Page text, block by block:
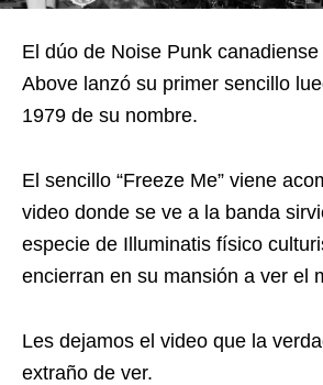
El dúo de Noise Punk
Above lanzó su primer sencillo
1979 de su nombre.
El sencillo “Freeze Me” viene
video donde se ve a la banda
especie de Illuminatis físico
encierran en su mansión a ver el
Les dejamos el video que la
extraño de ver.